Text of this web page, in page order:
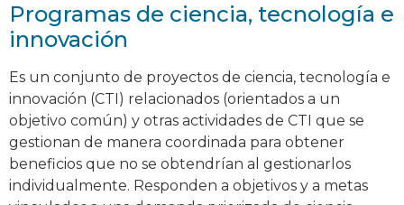
Programas de ciencia, tecnología e
innovación
Es un conjunto de proyectos de ciencia, tecnología e
innovación (CTI) relacionados (orientados a un
objetivo común) y otras actividades de CTI que se
gestionan de manera coordinada para obtener
beneficios que no se obtendrían al gestionarlos
individualmente. Responden a objetivos y a metas